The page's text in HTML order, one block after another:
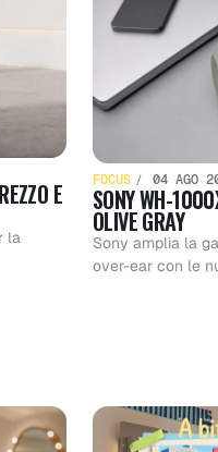
E
la
FOCUS 04 AGO
SONY WH-
OLIVE GRAY
Sony amplia la
over-ear con le